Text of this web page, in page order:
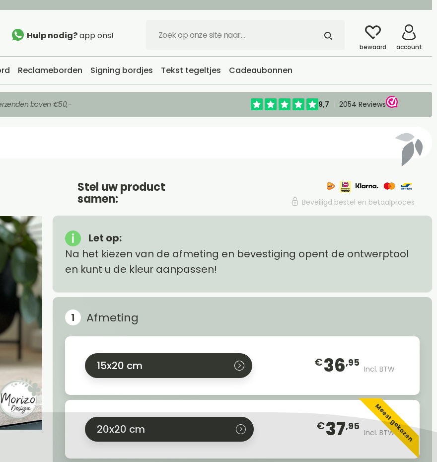
Hulp nodig?app ons!
bewaard account
Reclameborden Signing bordjes Tekst tegeltjes Cadeaubonnen
boven €50,-
Stel uw product
samen: Beveiligd bestel en betaalproces
Let op:
Na het kiezen van de afmeting en bevestiging opent de ontwerptool
en kunt u de kleur aanpassen!
Afmeting
15x20 cm €36,95
Incl. BTW
Meest gekozen
20x20 cm €37,95
Incl. BTW